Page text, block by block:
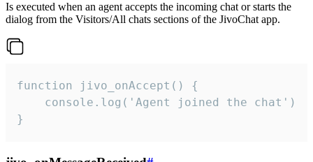
Is executed when an agent accepts the incoming chat or starts the
dialog from the Visitors/All chats sections of the JivoChat app.
function jivo_onAccept() {
}